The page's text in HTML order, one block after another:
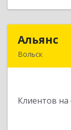
Альянс
Вольск
Клиентов